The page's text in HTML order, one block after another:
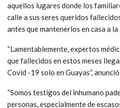
aquellos lugares donde los
calle a sus seres queridos
antes que mantenerlos en casa a
“Lamentablemente, expertos
que fallecidos en estos meses
Covid -19 solo en Guayas”,
“Somos testigos del inhumano
personas, especialmente de